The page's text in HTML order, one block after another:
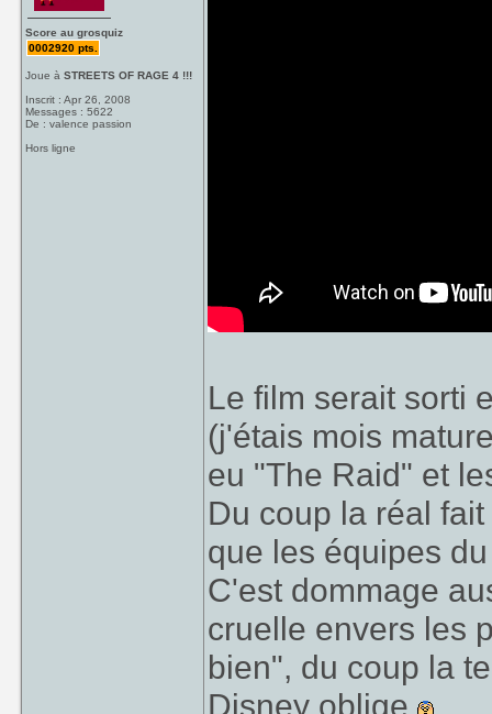
Score au grosquiz
0002920 pts.
Joue àSTREETS OF RAGE 4 !!!
Inscrit : Apr 26, 2008
Messages : 5622
De : valence passion
Hors ligne
Le film serait sorti
(j'étais mois
eu "The Raid" et
Du coup la réal
que les équipes
C'est dommage
cruelle envers les
bien", du coup la
Disney oblige